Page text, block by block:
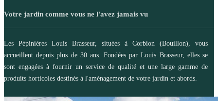
Votre jardin comme vous ne l'avez jamais vu
Les Pépinières Louis Brasseur, situées à Corbion (Bouillon), vous
accueillent depuis plus de 30 ans. Fondées par Louis Brasseur, elles se
sont engagées à fournir un service de qualité et une large gamme de
produits horticoles destinés à l'aménagement de votre jardin et abords.